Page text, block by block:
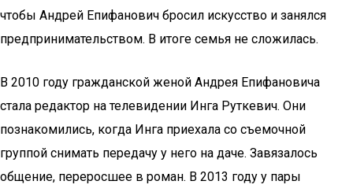
чтобы Андрей Епифанович бросил искусство и занялся
предпринимательством. В итоге семья не сложилась.
В 2010 году гражданской женой Андрея Епифановича
стала редактор на телевидении Инга Руткевич. Они
познакомились, когда Инга приехала со съемочной
группой снимать передачу у него на даче. Завязалось
общение, переросшее в роман. В 2013 году у пары